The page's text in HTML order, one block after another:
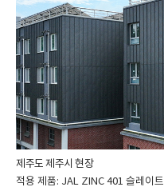
제주도 제주시 현장
적용 제품: JAL ZINC 401 슬레이트